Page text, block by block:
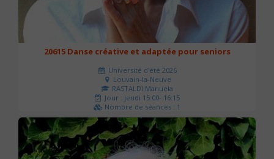
20615 Danse créative et adaptée pour seniors
Université d'été 2026
Louvain-la-Neuve
RASTALDI Manuela
Jour : jeudi 15:00- 16:15
Nombre de séances : 1
0 €